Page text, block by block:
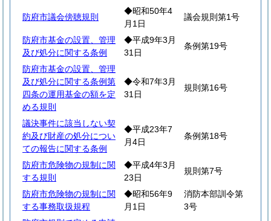
防府市議会傍聴規則
◆昭和50年4
月1日
議会規則第1号
防府市基金の設置、管理
及び処分に関する条例
◆平成9年3月
31日
条例第19号
防府市基金の設置、管理
及び処分に関する条例第
四条の運用基金の額を定
める規則
◆令和7年3月
31日
規則第16号
議決事件に該当しない契
約及び財産の処分につい
ての報告に関する条例
◆平成23年7
月4日
条例第18号
防府市危険物の規制に関
する規則
◆平成4年3月
23日
規則第7号
防府市危険物の規制に関
する事務取扱規程
◆昭和56年9
月1日
消防本部訓令第
3号